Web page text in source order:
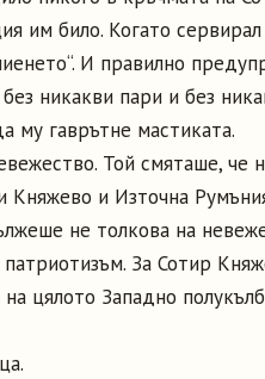
им било. Когато
И правилно
никакви пари и без
му гаврътне мастиката.
Той смяташе, че
Княжево и Източна
не толкова на
За Сотир
цялото Западно